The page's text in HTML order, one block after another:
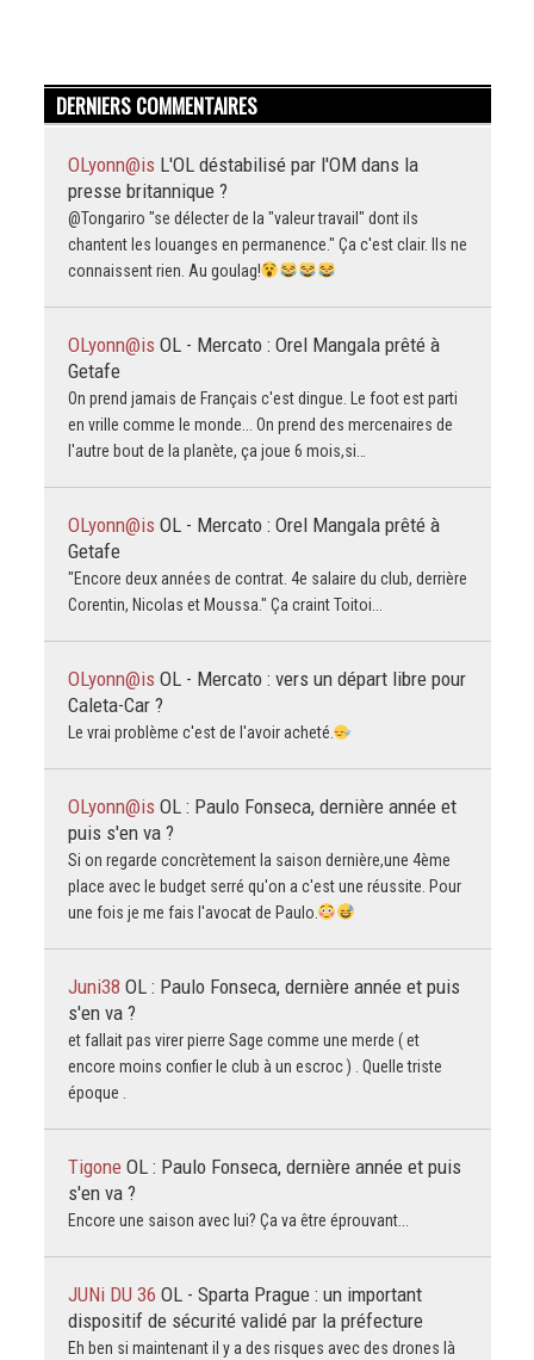
DERNIERS COMMENTAIRES
OLyonn@is L'OL déstabilisé par l'OM dans la
presse britannique ?
@Tongariro "se délecter de la "valeur travail" dont ils
chantent les louanges en permanence." Ça c'est clair. Ils ne
connaissent rien. Au goulag!
OLyonn@is OL - Mercato : Orel Mangala prêté à
Getafe
On prend jamais de Français c'est dingue. Le foot est parti
en vrille comme le monde... On prend des mercenaires de
l'autre bout de la planète, ça joue 6 mois,si…
OLyonn@is OL - Mercato : Orel Mangala prêté à
Getafe
"Encore deux années de contrat. 4e salaire du club, derrière
Corentin, Nicolas et Moussa." Ça craint Toitoi...
OLyonn@is OL - Mercato : vers un départ libre pour
Caleta-Car ?
Le vrai problème c'est de l'avoir acheté.
OLyonn@is OL : Paulo Fonseca, dernière année et
puis s'en va ?
Si on regarde concrètement la saison dernière,une 4ème
place avec le budget serré qu'on a c'est une réussite. Pour
une fois je me fais l'avocat de Paulo.
Juni38 OL : Paulo Fonseca, dernière année et puis
s'en va ?
et fallait pas virer pierre Sage comme une merde ( et
encore moins confier le club à un escroc ) . Quelle triste
époque .
Tigone OL : Paulo Fonseca, dernière année et puis
s'en va ?
Encore une saison avec lui? Ça va être éprouvant...
JUNi DU 36 OL - Sparta Prague : un important
dispositif de sécurité validé par la préfecture
Eh ben si maintenant il y a des risques avec des drones là